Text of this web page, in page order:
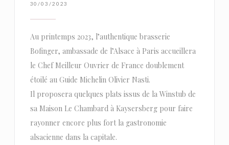
30/03/2023
Au printemps 2023, l’authentique brasserie
Bofinger, ambassade de l’Alsace à Paris accueillera
le Chef Meilleur Ouvrier de France doublement
étoilé au Guide Michelin Olivier Nasti.
Il proposera quelques plats issus de la Winstub de
sa Maison Le Chambard à Kaysersberg pour faire
rayonner encore plus fort la gastronomie
alsacienne dans la capitale.